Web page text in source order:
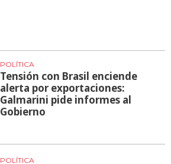
POLÍTICA
Tensión con Brasil enciende
alerta por exportaciones:
Galmarini pide informes al
Gobierno
POLÍTICA